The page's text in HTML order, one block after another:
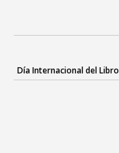
Día Internacional del Libro